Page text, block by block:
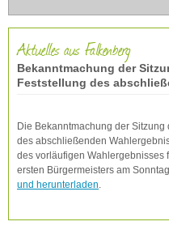
Aktuelles aus Falkenberg
Bekanntmachung der
Feststellung des
Die Bekanntmachung der
des abschließenden
des vorläufigen Wahlergebnisses
ersten Bürgermeisters am
und herunterladen.